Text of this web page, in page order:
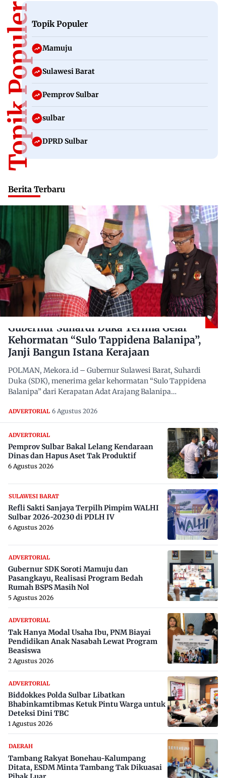
Topik PopulerTopik Populer
Mamuju
Sulawesi Barat
Pemprov Sulbar
sulbar
DPRD Sulbar
Berita Terbaru
Gubernur Suhardi Duka Terima Gelar
Kehormatan “Sulo Tappidena Balanipa”,
Janji Bangun Istana Kerajaan
POLMAN, Mekora.id – Gubernur Sulawesi Barat, Suhardi
Duka (SDK), menerima gelar kehormatan “Sulo Tappidena
Balanipa” dari Kerapatan Adat Arajang Balanipa…
ADVERTORIAL 6 Agustus 2026
ADVERTORIAL
Pemprov Sulbar Bakal Lelang Kendaraan
Dinas dan Hapus Aset Tak Produktif
6 Agustus 2026
SULAWESI BARAT
Refli Sakti Sanjaya Terpilh Pimpim WALHI
Sulbar 2026-20230 di PDLH IV
6 Agustus 2026
ADVERTORIAL
Gubernur SDK Soroti Mamuju dan
Pasangkayu, Realisasi Program Bedah
Rumah BSPS Masih Nol
5 Agustus 2026
ADVERTORIAL
Tak Hanya Modal Usaha Ibu, PNM Biayai
Pendidikan Anak Nasabah Lewat Program
Beasiswa
2 Agustus 2026
ADVERTORIAL
Biddokkes Polda Sulbar Libatkan
Bhabinkamtibmas Ketuk Pintu Warga untuk
Deteksi Dini TBC
1 Agustus 2026
DAERAH
Tambang Rakyat Bonehau-Kalumpang
Ditata, ESDM Minta Tambang Tak Dikuasai